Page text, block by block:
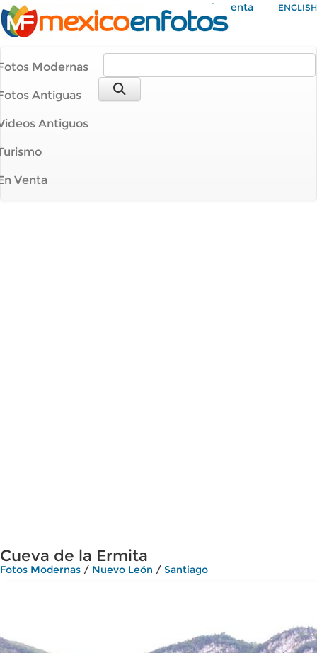
Mi Cuenta ENGLISH
Modernas
Antiguas
Antiguos
Venta
Cueva de la Ermita
Fotos Modernas / Nuevo León / Santiago